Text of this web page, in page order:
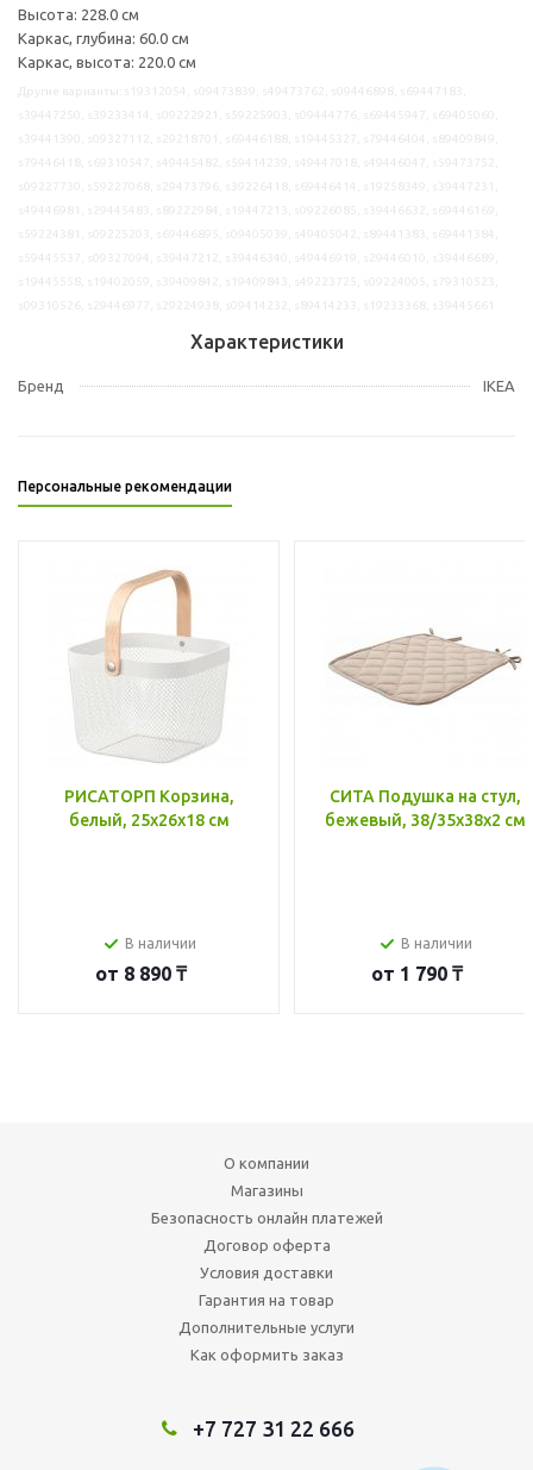
Высота: 228.0 см
Каркас, глубина: 60.0 см
Каркас, высота: 220.0 см
Характеристики
Бренд IKEA
Персональные рекомендации
РИСАТОРП Корзина,
белый, 25x26x18 см
В наличии
от 8 890 ₸
СИТА Подушка на стул,
бежевый, 38/35x38x2 см
В наличии
от 1 790 ₸
О компании
Магазины
Безопасность онлайн платежей
Договор оферта
Условия доставки
Гарантия на товар
Дополнительные услуги
Как оформить заказ
+7 727 31 22 666